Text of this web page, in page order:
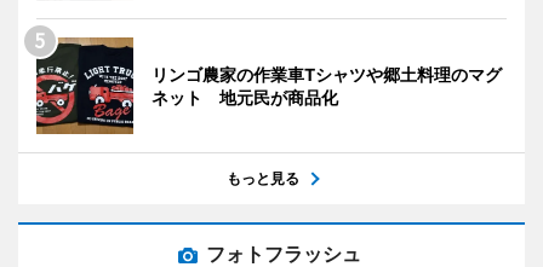
リンゴ農家の作業車Tシャツや郷土料理のマグ
ネット 地元民が商品化
もっと見る
フォトフラッシュ